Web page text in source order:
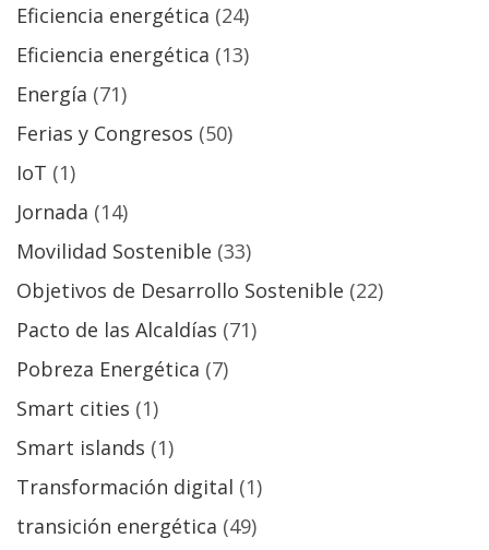
Eficiencia energética (24)
Eficiencia energética (13)
Energía (71)
Ferias y Congresos (50)
IoT (1)
Jornada (14)
Movilidad Sostenible (33)
Objetivos de Desarrollo Sostenible (22)
Pacto de las Alcaldías (71)
Pobreza Energética (7)
Smart cities (1)
Smart islands (1)
Transformación digital (1)
transición energética (49)